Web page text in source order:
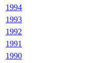
1994
1993
1992
1991
1990